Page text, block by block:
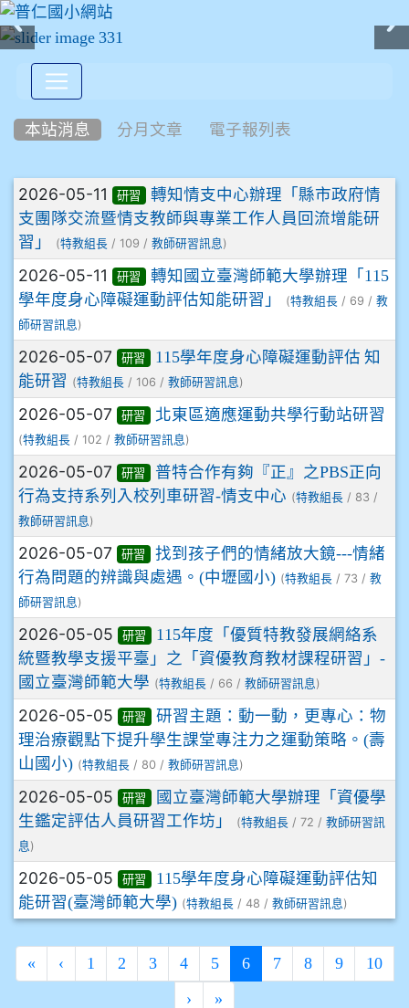
本站消息 分月文章 電子報列表
文章列表
2026-05-11 研習
轉知情支中心辦理「縣市政府情
支團隊交流暨情支教師與專業工作人員回流增能研
習」
(特教組長 / 109 / 教師研習訊息 )
2026-05-11 研習
轉知國立臺灣師範大學辦理「115
學年度身心障礙運動評估知能研習」
(特教組長 / 69 / 教
師研習訊息 )
2026-05-07 研習
115學年度身心障礙運動評估 知
能研習 (特教組長 / 106 / 教師研習訊息 )
2026-05-07 研習 北東區適應運動共學行動站研習
(特教組長 / 102 / 教師研習訊息 )
2026-05-07 研習
普特合作有夠『正』之PBS正向
行為支持系列入校列車研習-情支中心 (特教組長 / 83 /
教師研習訊息 )
2026-05-07 研習
找到孩子們的情緒放大鏡---情緒
行為問題的辨識與處遇。(中壢國小) (特教組長 / 73 / 教
師研習訊息 )
2026-05-05 研習
115年度「優質特教發展網絡系
統暨教學支援平臺」之「資優教育教材課程研習」-
國立臺灣師範大學 (特教組長 / 66 / 教師研習訊息 )
2026-05-05 研習
研習主題：動一動，更專心：物
理治療觀點下提升學生課堂專注力之運動策略。(壽
山國小) (特教組長 / 80 / 教師研習訊息 )
2026-05-05 研習
國立臺灣師範大學辦理「資優學
生鑑定評估人員研習工作坊」
(特教組長 / 72 / 教師研習訊
息 )
2026-05-05 研習
115學年度身心障礙運動評估知
能研習(臺灣師範大學) (特教組長 / 48 / 教師研習訊息 )
« ‹ 1 2 3 4 5 6(current)
7 8 9 10
› »